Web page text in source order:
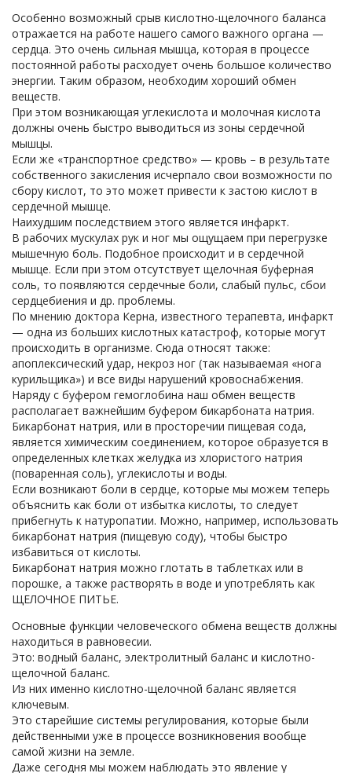
Особенно возможный срыв кислотно-щелочного баланса
отражается на работе нашего самого важного органа —
сердца. Это очень сильная мышца, которая в процессе
постоянной работы расходует очень большое количество
энергии. Таким образом, необходим хороший обмен
веществ.
При этом возникающая углекислота и молочная кислота
должны очень быстро выводиться из зоны сердечной
мышцы.
Если же «транспортное средство» — кровь – в результате
собственного закисления исчерпало свои возможности по
сбору кислот, то это может привести к застою кислот в
сердечной мышце.
Наихудшим последствием этого является инфаркт.
В рабочих мускулах рук и ног мы ощущаем при перегрузке
мышечную боль. Подобное происходит и в сердечной
мышце. Если при этом отсутствует щелочная буферная
соль, то появляются сердечные боли, слабый пульс, сбои
сердцебиения и др. проблемы.
По мнению доктора Керна, известного терапевта, инфаркт
— одна из больших кислотных катастроф, которые могут
происходить в организме. Сюда относят также:
апоплексический удар, некроз ног (так называемая «нога
курильщика») и все виды нарушений кровоснабжения.
Наряду с буфером гемоглобина наш обмен веществ
располагает важнейшим буфером бикарбоната натрия.
Бикарбонат натрия, или в просторечии пищевая сода,
является химическим соединением, которое образуется в
определенных клетках желудка из хлористого натрия
(поваренная соль), углекислоты и воды.
Если возникают боли в сердце, которые мы можем теперь
объяснить как боли от избытка кислоты, то следует
прибегнуть к натуропатии. Можно, например, использовать
бикарбонат натрия (пищевую соду), чтобы быстро
избавиться от кислоты.
Бикарбонат натрия можно глотать в таблетках или в
порошке, а также растворять в воде и употреблять как
ЩЕЛОЧНОЕ ПИТЬЕ.
Основные функции человеческого обмена веществ должны
находиться в равновесии.
Это: водный баланс, электролитный баланс и кислотно-
щелочной баланс.
Из них именно кислотно-щелочной баланс является
ключевым.
Это старейшие системы регулирования, которые были
действенными уже в процессе возникновения вообще
самой жизни на земле.
Даже сегодня мы можем наблюдать это явление у